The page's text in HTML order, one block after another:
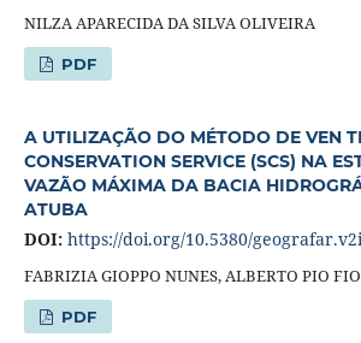
NILZA APARECIDA DA SILVA OLIVEIRA
PDF
A UTILIZAÇÃO DO MÉTODO DE VEN
CONSERVATION SERVICE (SCS) NA
VAZÃO MÁXIMA DA BACIA
ATUBA
DOI: https://doi.org/10.5380/
FABRIZIA GIOPPO NUNES, ALBERTO PIO
PDF